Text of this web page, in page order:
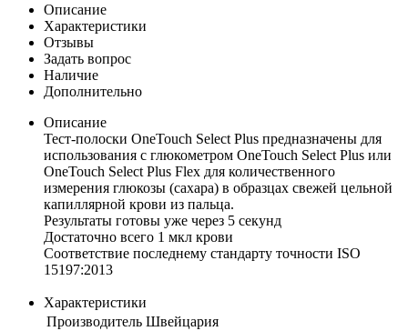
Описание
Характеристики
Отзывы
Задать вопрос
Наличие
Дополнительно
Описание
Тест-полоски OneTouch Select Plus предназначены для
использования с глюкометром OneTouch Select Plus или
OneTouch Select Plus Flex для количественного
измерения глюкозы (сахара) в образцах свежей цельной
капиллярной крови из пальца.
Результаты готовы уже через 5 секунд
Достаточно всего 1 мкл крови
Соответствие последнему стандарту точности ISO
15197:2013
Характеристики
Производитель Швейцария